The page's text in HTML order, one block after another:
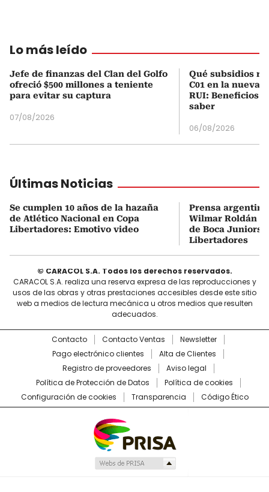
Lo más leído
Jefe de finanzas del Clan del Golfo
ofreció $500 millones a teniente
para evitar su captura
07/08/2026
Qué subsidios
C01 en la nueva
RUI: Beneficios
saber
06/08/2026
Últimas Noticias
Se cumplen 10 años de la hazaña
de Atlético Nacional en Copa
Libertadores: Emotivo video
Prensa
Wilmar Roldán
de Boca Juniors
Libertadores
© CARACOL S.A. Todos los derechos reservados.
CARACOL S.A. realiza una reserva expresa de las reproducciones y
usos de las obras y otras prestaciones accesibles desde este sitio
web a medios de lectura mecánica u otros medios que resulten
adecuados.
Contacto Contacto Ventas
Newsletter
Pago electrónico clientes
Alta de Clientes
Registro de proveedores
Aviso legal
Política de Protección de Datos
Política de cookies
Configuración de cookies
Transparencia Código Ético